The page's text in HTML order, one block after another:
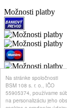
Na stránke spoločnosti
BSM 108 s. r. o., IČO
55905374, používame
na personalizáciu jeho
Možnosti platby
Možnosti dopravy